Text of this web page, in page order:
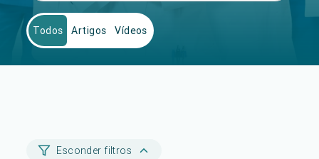
Todos Artigos Vídeos
Esconder filtros